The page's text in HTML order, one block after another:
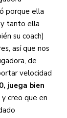
porque ella
y tanto ella
su coach)
así que nos
de
velocidad
juega bien
y creo que en